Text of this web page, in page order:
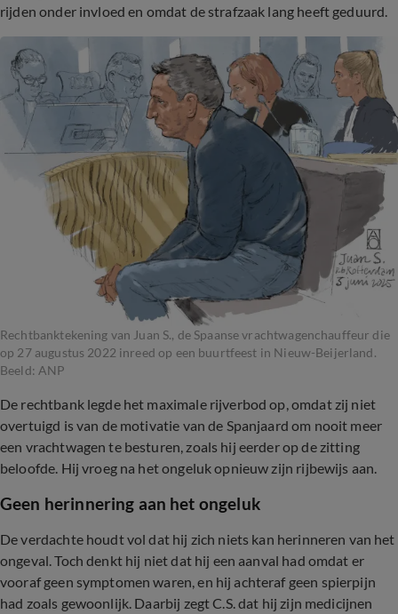
rijden onder invloed en omdat de strafzaak lang heeft geduurd.
Rechtbanktekening van Juan S., de Spaanse vrachtwagenchauffeur die
op 27 augustus 2022 inreed op een buurtfeest in Nieuw-Beijerland.
Beeld: ANP
De rechtbank legde het maximale rijverbod op, omdat zij niet
overtuigd is van de motivatie van de Spanjaard om nooit meer
een vrachtwagen te besturen, zoals hij eerder op de zitting
beloofde. Hij vroeg na het ongeluk opnieuw zijn rijbewijs aan.
Geen herinnering aan het ongeluk
De verdachte houdt vol dat hij zich niets kan herinneren van het
ongeval. Toch denkt hij niet dat hij een aanval had omdat er
vooraf geen symptomen waren, en hij achteraf geen spierpijn
had zoals gewoonlijk. Daarbij zegt C.S. dat hij zijn medicijnen